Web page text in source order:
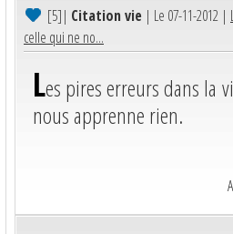
[5]| Citation vie | Le 07-11-2012 |
celle qui ne no...
Les pires erreurs dans la
nous apprenne rien.